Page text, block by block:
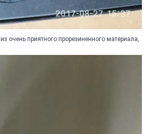
очень приятного прорезиненного материала,